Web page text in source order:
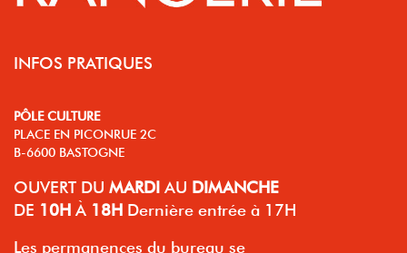
INFOS PRATIQUES
PÔLE CULTURE
PLACE EN PICONRUE 2C
B-6600 BASTOGNE
OUVERT DU MARDI AU DIMANCHE
DE 10H À 18H Dernière entrée à 17H
Les permanences du bureau se